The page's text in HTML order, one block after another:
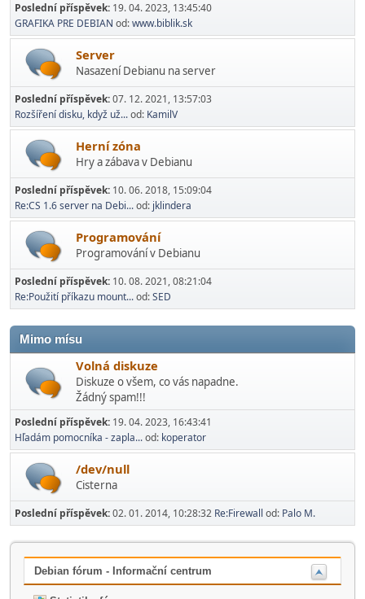
Poslední příspěvek: 19. 04. 2023, 13:45:40
GRAFIKA PRE DEBIAN od:www.biblik.sk
Server
Nasazení Debianu na server
Poslední příspěvek:07. 12. 2021, 13:57:03
Rozšíření disku, když už...od: KamilV
Herní­ zóna
Hry a zábava v Debianu
Poslední příspěvek: 10. 06. 2018, 15:09:04
Re:CS 1.6 server na Debi...od: jklindera
Programování
Programování v Debianu
Poslední příspěvek: 10. 08. 2021, 08:21:04
Re:Použití příkazu mount...od:SED
Mimo mí­su
Volná diskuze
Diskuze o všem, co vás napadne.
Žádný spam!!!
Poslední příspěvek: 19. 04. 2023, 16:43:41
Hľadám pomocníka - zapla...od: koperator
/dev/null
Cisterna
Poslední příspěvek:02. 01. 2014, 10:28:32 Re:Firewall od: Palo M.
Debian fórum - Informační centrum